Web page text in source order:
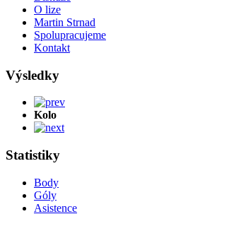
O lize
Martin Strnad
Spolupracujeme
Kontakt
Výsledky
Kolo
Statistiky
Body
Góly
Asistence